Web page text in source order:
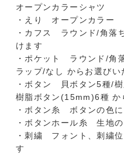
オープンカラーシャツ
・えり オープンカラー
・カフス ラウンド/角落
けます
・ポケット ラウンド/角
ラップ/なし からお選びい
・ボタン 貝ボタン5種/
樹脂ボタン(15mm)6種 か
・ボタン糸 ボタンの色
・ボタンホール糸 生地
・刺繍 フォント、刺繍
す